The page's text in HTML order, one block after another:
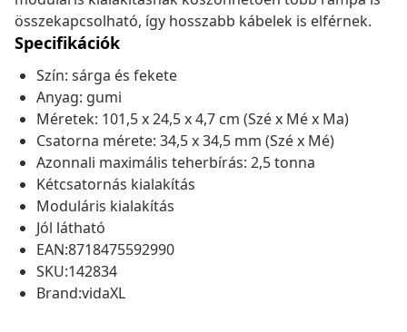
összekapcsolható, így hosszabb kábelek is elférnek.
Specifikációk
Szín: sárga és fekete
Anyag: gumi
Méretek: 101,5 x 24,5 x 4,7 cm (Szé x Mé x Ma)
Csatorna mérete: 34,5 x 34,5 mm (Szé x Mé)
Azonnali maximális teherbírás: 2,5 tonna
Kétcsatornás kialakítás
Moduláris kialakítás
Jól látható
EAN:8718475592990
SKU:142834
Brand:vidaXL